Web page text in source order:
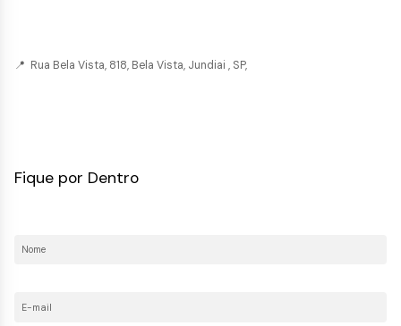
📍 Rua Bela Vista, 818, Bela Vista, Jundiai , SP,
Fique por Dentro